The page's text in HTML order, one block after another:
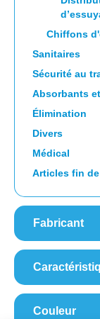
Chiffons
Sanitaires
Sécurité au
Absorbants
Élimination
Divers
Médical
Articles fin
Fabricant
Couleur